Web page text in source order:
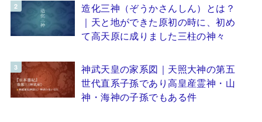
造化三神（ぞうかさんしん）とは？
｜天と地ができた原初の時に、初め
て高天原に成りました三柱の神々
神武天皇の家系図｜天照大神の第五
世代直系子孫であり高皇産霊神・山
神・海神の子孫でもある件